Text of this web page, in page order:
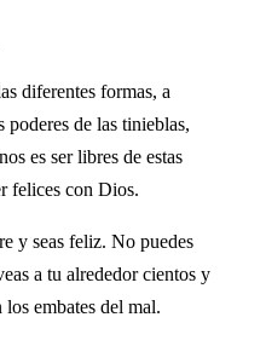
diferentes formas, a
poderes de las tinieblas,
es ser libres de estas
felices con Dios.
y seas feliz. No puedes
a tu alrededor cientos y
embates del mal.